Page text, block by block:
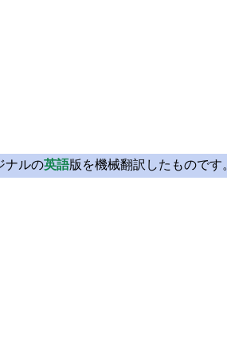
ナルの英語版を機械翻訳したものです。